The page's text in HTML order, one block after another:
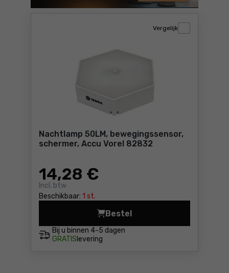
Nachtlamp 50LM, bewegingssensor,
schermer, Accu Vorel 82832
14,28 €
Incl. btw
Beschikbaar: 1 st.
Vergelijk
Bij u binnen 4-5 dagen
GRATIS levering
Bestel
Nachtlamp 50LM,